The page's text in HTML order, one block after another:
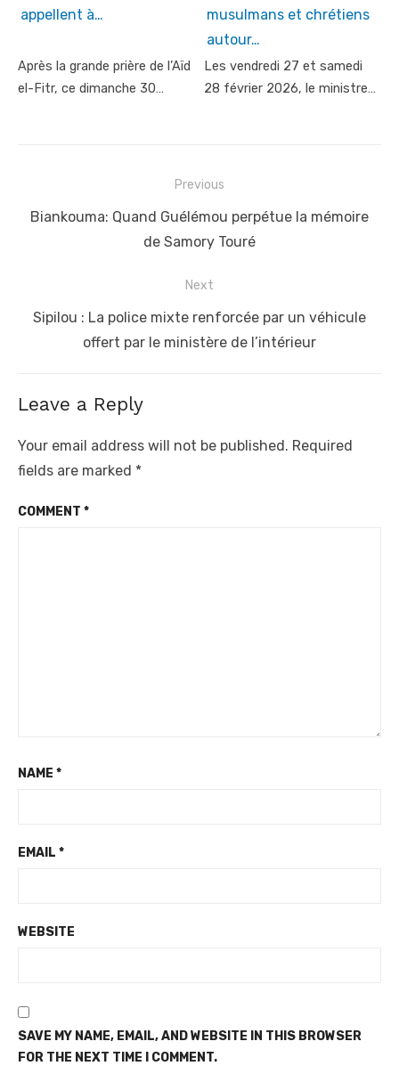
appellent à…
Après la grande prière de l’Aïd
el-Fitr, ce dimanche 30…
musulmans et chrétiens
autour…
Les vendredi 27 et samedi
28 février 2026, le ministre…
navigation
Previous
Previous
Biankouma: Quand Guélémou perpétue la mémoire
de Samory Touré
Next
Next
Sipilou : La police mixte renforcée par un véhicule
offert par le ministère de l’intérieur
Leave a Reply
Your email address will not be published. Required
fields are marked *
COMMENT *
NAME *
EMAIL *
WEBSITE
SAVE MY NAME, EMAIL, AND WEBSITE IN THIS BROWSER
FOR THE NEXT TIME I COMMENT.